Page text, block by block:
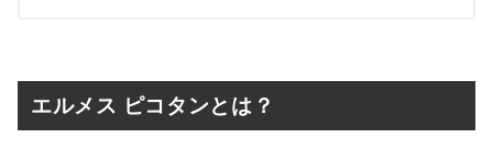
エルメス ピコタンとは？